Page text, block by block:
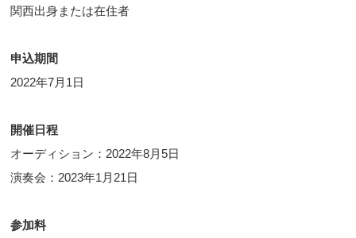
関西出身または在住者
申込期間
2022年7月1日
開催日程
オーディション：2022年8月5日
演奏会：2023年1月21日
参加料